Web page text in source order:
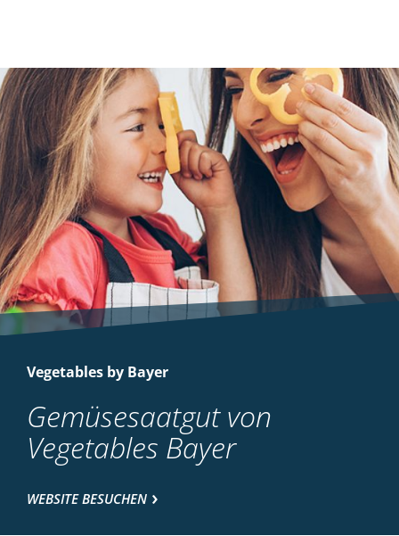
Vegetables by Bayer
Gemüsesaatgut von
Vegetables Bayer
WEBSITE BESUCHEN